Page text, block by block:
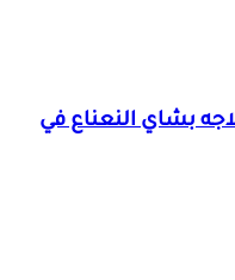
بشاي النعناع في